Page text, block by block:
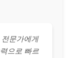
문가에게
으로 빠르